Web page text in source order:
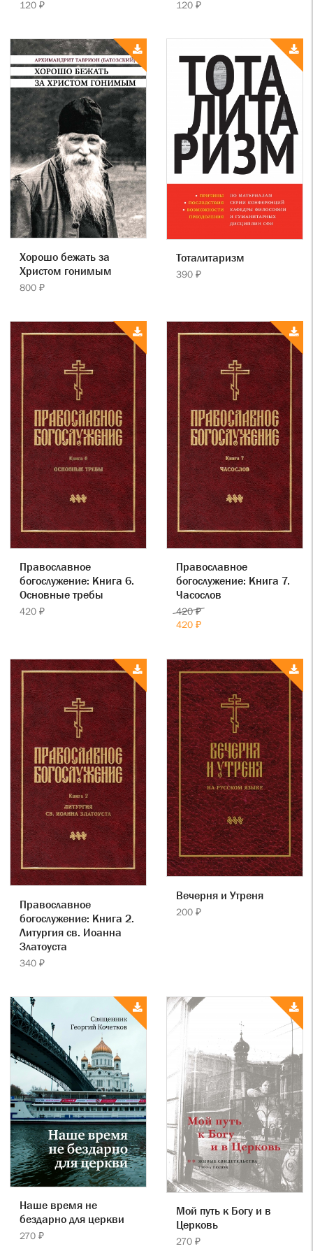
120 ₽ 120 ₽
Хорошо бежать за
Христом гонимым
800 ₽
Тоталитаризм
390 ₽
Православное
богослужение: Книга 6.
Основные требы
420 ₽
Православное
богослужение: Книга 7.
Часослов
420 ₽
420 ₽
Православное
богослужение: Книга 2.
Литургия св. Иоанна
Златоуста
340 ₽
Вечерня и Утреня
200 ₽
Наше время не
бездарно для церкви
270 ₽
Мой путь к Богу и в
Церковь
270 ₽